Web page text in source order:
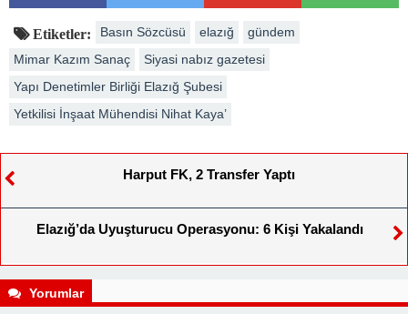
Etiketler: Basın Sözcüsü elazığ
gündem
Mimar Kazım Sanaç
Siyasi nabız gazetesi
Yapı Denetimler Birliği Elazığ Şubesi
Yetkilisi İnşaat Mühendisi Nihat Kaya’
Harput FK, 2 Transfer Yaptı
Elazığ’da Uyuşturucu Operasyonu: 6 Kişi Yakalandı
Yorumlar